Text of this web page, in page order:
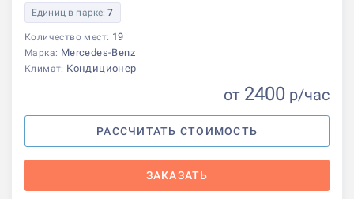
Единиц в парке:7
Количество мест: 19
Марка: Mercedes-Benz
Климат: Кондиционер
от 2400 р/час
РАССЧИТАТЬ СТОИМОСТЬ
ЗАКАЗАТЬ